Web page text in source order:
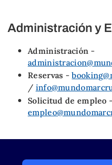
Administración y
Administración -
Reservas -
/
Solicitud de empleo -